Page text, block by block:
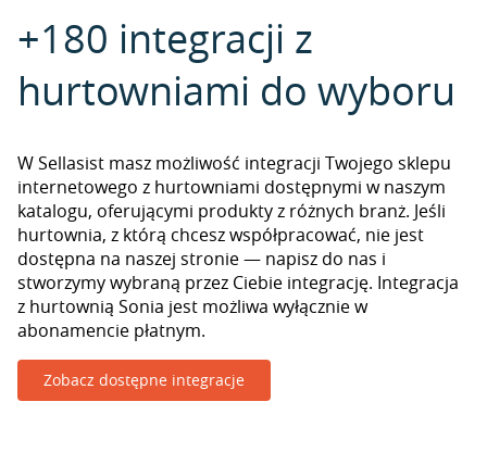
+180 integracji z
hurtowniami do wyboru
W Sellasist masz możliwość integracji Twojego sklepu
internetowego z hurtowniami dostępnymi w naszym
katalogu, oferującymi produkty z różnych branż. Jeśli
hurtownia, z którą chcesz współpracować, nie jest
dostępna na naszej stronie — napisz do nas i
stworzymy wybraną przez Ciebie integrację. Integracja
z hurtownią Sonia jest możliwa wyłącznie w
abonamencie płatnym.
Zobacz dostępne integracje